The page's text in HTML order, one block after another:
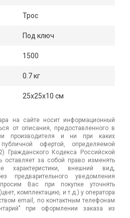
Трос
Под ключ
1500
0.7 кг
25x25x10 см
на сайте носит информационный
от описания, предоставленного в
производителя и ни при каких
офертой, определяемой
Гражданского Кодекса Российской
оставляет за собой право изменять
характеристики, внешний вид,
предварительного уведомления
Вас при покупке уточнять
комплектацию, и т.д.) у оператора
email, по контактным телефонам
при оформлении заказа из